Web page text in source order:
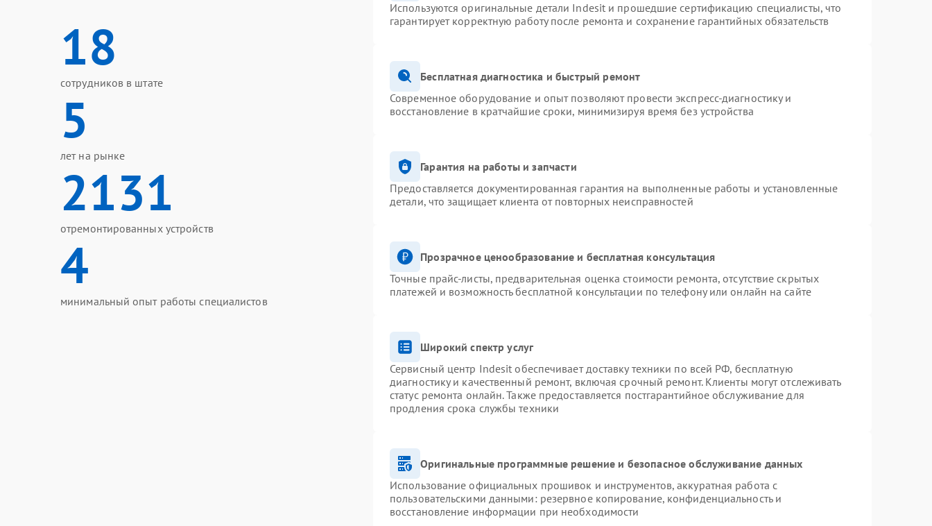
18
сотрудников в штате
5
лет на рынке
2131
отремонтированных устройств
4
минимальный опыт работы специалистов
Используются оригинальные детали Indesit и прошедшие сертификацию специалисты, что
гарантирует корректную работу после ремонта и сохранение гарантийных обязательств
Бесплатная диагностика и быстрый ремонт
Современное оборудование и опыт позволяют провести экспресс-диагностику и
восстановление в кратчайшие сроки, минимизируя время без устройства
Гарантия на работы и запчасти
Предоставляется документированная гарантия на выполненные работы и установленные
детали, что защищает клиента от повторных неисправностей
Прозрачное ценообразование и бесплатная консультация
Точные прайс-листы, предварительная оценка стоимости ремонта, отсутствие скрытых
платежей и возможность бесплатной консультации по телефону или онлайн на сайте
Широкий спектр услуг
Сервисный центр Indesit обеспечивает доставку техники по всей РФ, бесплатную
диагностику и качественный ремонт, включая срочный ремонт. Клиенты могут отслеживать
статус ремонта онлайн. Также предоставляется постгарантийное обслуживание для
продления срока службы техники
Оригинальные программные решение и безопасное обслуживание данных
Использование официальных прошивок и инструментов, аккуратная работа с
пользовательскими данными: резервное копирование, конфиденциальность и
восстановление информации при необходимости